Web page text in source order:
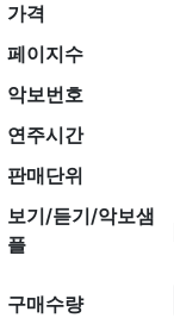
가격
페이지수
악보번호
연주시간
판매단위
보기/듣기/악보샘
플
구매수량